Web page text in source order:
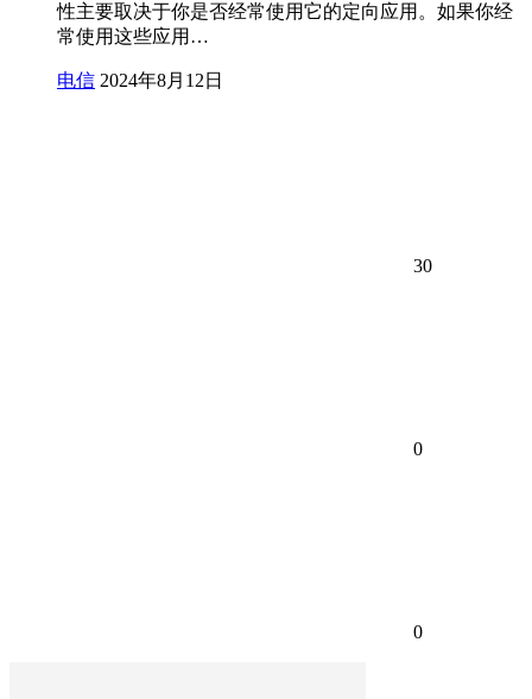
性主要取决于你是否经常使用它的定向应用。如果你经
常使用这些应用…
电信 2024年8月12日
30
0
0